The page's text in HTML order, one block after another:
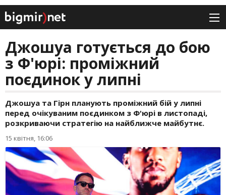
Джошуа готується до бою
з Ф'юрі: проміжний
поєдинок у липні
Джошуа та Гірн планують проміжний бій у липні
перед очікуваним поєдинком з Ф'юрі в листопаді,
розкриваючи стратегію на найближче майбутнє.
15 квітня, 16:06